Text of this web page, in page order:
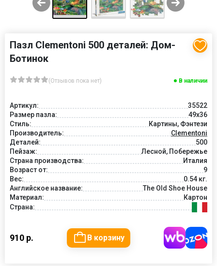
Пазл Clementoni 500 деталей: Дом-
Ботинок
(Отзывов пока нет) В наличии
Артикул:
35522
Размер пазла:
49x36
Стиль:
Картины, Фэнтези
Производитель:
Clementoni
Деталей:
500
Пейзаж:
Лесной, Побережье
Страна производства:
Италия
Возраст от:
9
Вес:
0.54 кг.
Английское название:
The Old Shoe House
Материал:
Картон
Страна:
910 р. В корзину